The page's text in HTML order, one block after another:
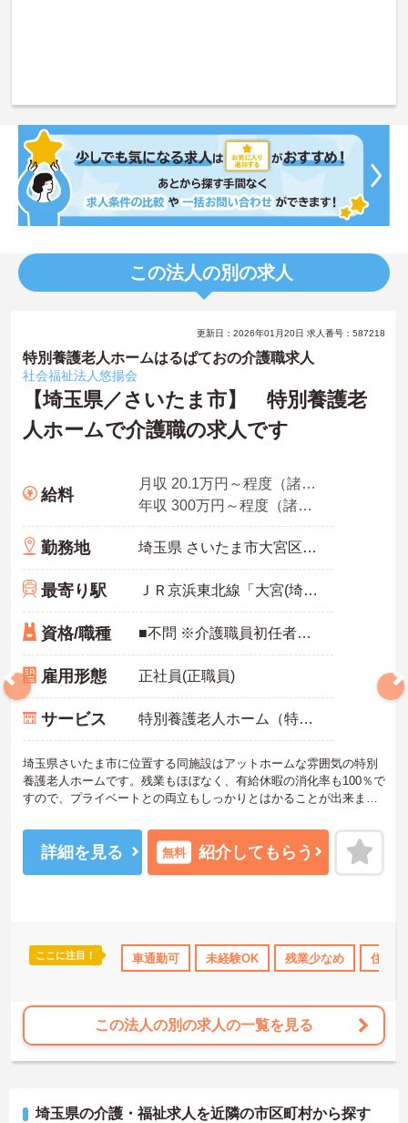
この法人の別の求人
制度あり 産休･育休･介護休暇取得実績あり 社会保険完備
更新日：2026年01月20日 求人番号：587218
特別養護老人ホームはるぱておの介護職求人
社会福祉法人悠揚会
【埼玉県／さいたま市】 特別養護老
人ホームで介護職の求人です
給料
月収 20.1万円～程度（諸手当込）
年収 300万円～程度（諸手当込）
勤務地 埼玉県 さいたま市大宮区 上小町1187
最寄り駅 ＪＲ京浜東北線「大宮(埼玉)駅」徒歩22分
資格/職種 ■不問 ※介護職員初任者研修修了（ヘルパー2級）以上、ユニットリーダー研修・認知症介護実践者研修あれば尚可 ※普通自動車運転免許あれば尚可
雇用形態 正社員(正職員)
サービス 特別養護老人ホーム（特養）
埼玉県さいたま市に位置する同施設はアットホームな雰囲気の特別
養護老人ホームです。残業もほぼなく、有給休暇の消化率も100％で
すので、プライベートとの両立もしっかりとはかることが出来ま
お気軽にご相談ください。
詳細を見る 無料 紹介してもらう
ここに注目！ 車通勤可 未経験OK 残業少なめ 住宅
この法人の別の求人の一覧を見る
埼玉県の介護・福祉求人を近隣の市区町村から探す